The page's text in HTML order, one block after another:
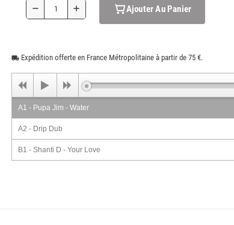
remove add Ajouter Au Panier
local_shippingExpédition offerte en France Métropolitaine à partir de 75 €.
A1 - Pupa Jim - Water
A2 - Drip Dub
B1 - Shanti D - Your Love